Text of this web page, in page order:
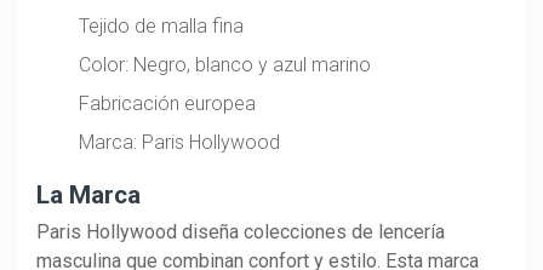
Tejido de malla fina
Color: Negro, blanco y azul marino
Fabricación europea
Marca: Paris Hollywood
La Marca
Paris Hollywood diseña colecciones de lencería
masculina que combinan confort y estilo. Esta marca